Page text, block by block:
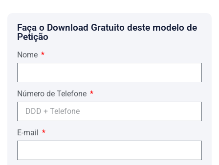
…., …. de …. de ….
………………
Advogado
DO TRABALHO DA …. REGIÃO
AUTOS: …. – JCJ DE ….
RECORRENTE: ….
RECORRIDO: ….
RAZÕES DE RECURSO ORDINÁRIO
EMÉRITOS JULGADORES:
Faça o Download Gratuito deste modelo de
Petição
Nome
Número de Telefone
E-mail